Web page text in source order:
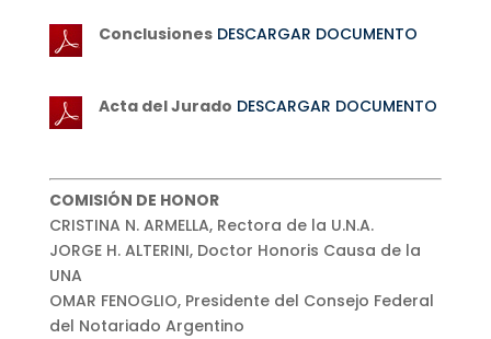
ConclusionesDESCARGAR DOCUMENTO
Acta del Jurado DESCARGAR DOCUMENTO
COMISIÓN DE HONOR
CRISTINA N. ARMELLA, Rectora de la U.N.A.
JORGE H. ALTERINI, Doctor Honoris Causa de la
UNA
OMAR FENOGLIO, Presidente del Consejo Federal
del Notariado Argentino